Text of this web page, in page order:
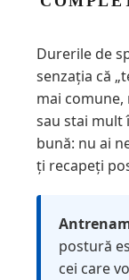
Durerile de
senzația că
mai comune,
sau stai mult
bună: nu ai
ți recapeți
postură
cei care